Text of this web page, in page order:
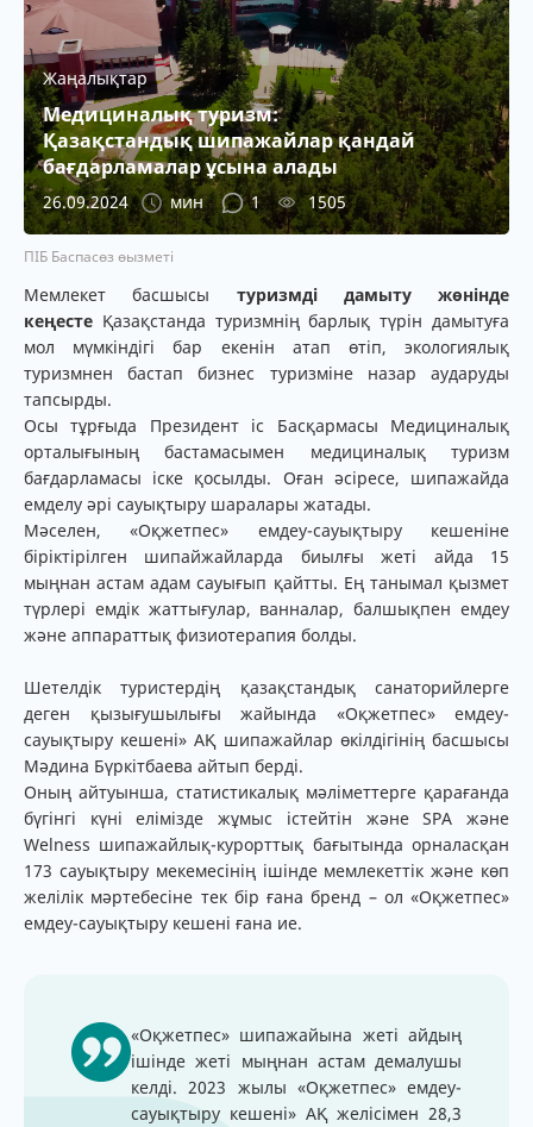
Жаңалықтар
Медициналық туризм:
Қазақстандық шипажайлар қандай
бағдарламалар ұсына алады
26.09.2024 мин 1 1505
ПІБ Баспасөз өызметі
Мемлекет басшысы туризмді дамыту жөнінде
кеңесте Қазақстанда туризмнің барлық түрін дамытуға
мол мүмкіндігі бар екенін атап өтіп, экологиялық
туризмнен бастап бизнес туризміне назар аударуды
тапсырды.
Осы тұрғыда Президент іс Басқармасы Медициналық
орталығының бастамасымен медициналық туризм
бағдарламасы іске қосылды. Оған әсіресе, шипажайда
емделу әрі сауықтыру шаралары жатады.
Мәселен, «Оқжетпес» емдеу-сауықтыру кешеніне
біріктірілген шипайжайларда биылғы жеті айда 15
мыңнан астам адам сауығып қайтты. Ең танымал қызмет
түрлері емдік жаттығулар, ванналар, балшықпен емдеу
және аппараттық физиотерапия болды.
Шетелдік туристердің қазақстандық санаторийлерге
деген қызығушылығы жайында «Оқжетпес» емдеу-
сауықтыру кешені» АҚ шипажайлар өкілдігінің басшысы
Мәдина Бүркітбаева айтып берді.
Оның айтуынша, статистикалық мәліметтерге қарағанда
бүгінгі күні елімізде жұмыс істейтін және SPA және
Welness шипажайлық-курорттық бағытында орналасқан
173 сауықтыру мекемесінің ішінде мемлекеттік және көп
желілік мәртебесіне тек бір ғана бренд – ол «Оқжетпес»
емдеу-сауықтыру кешені ғана ие.
«Оқжетпес» шипажайына жеті айдың
ішінде жеті мыңнан астам демалушы
келді. 2023 жылы «Оқжетпес» емдеу-
сауықтыру кешені» АҚ желісімен 28,3